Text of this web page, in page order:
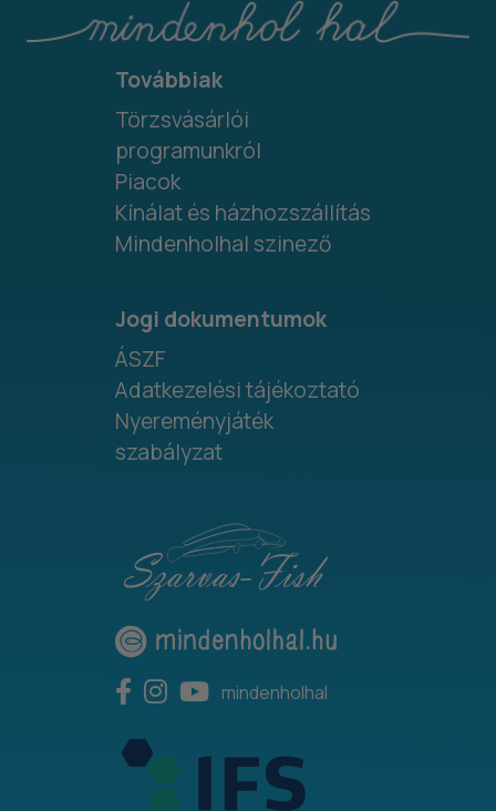
Továbbiak
Törzsvásárlói
programunkról
Piacok
Kínálat és házhozszállítás
Mindenholhal szinező
Jogi dokumentumok
ÁSZF
Adatkezelési tájékoztató
Nyereményjáték
szabályzat
mindenholhal